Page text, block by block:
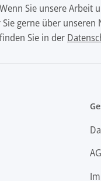
Sie unsere Arbeit
gerne über unseren
Sie in der